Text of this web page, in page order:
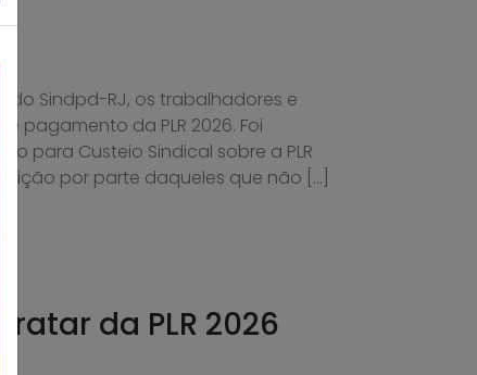
do Sindpd-RJ, os trabalhadores e
pagamento da PLR 2026. Foi
para Custeio Sindical sobre a PLR
por parte daqueles que não […]
da PLR 2026